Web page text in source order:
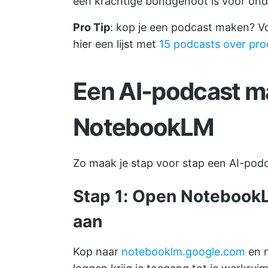
Pro Tip: kop je een podcast maken?
hier een lijst met 15 podcasts over
Een AI-podcast
NotebookLM
Zo maak je stap voor stap een AI-
Stap 1: Open
aan
Kop naar notebooklm.google.com en